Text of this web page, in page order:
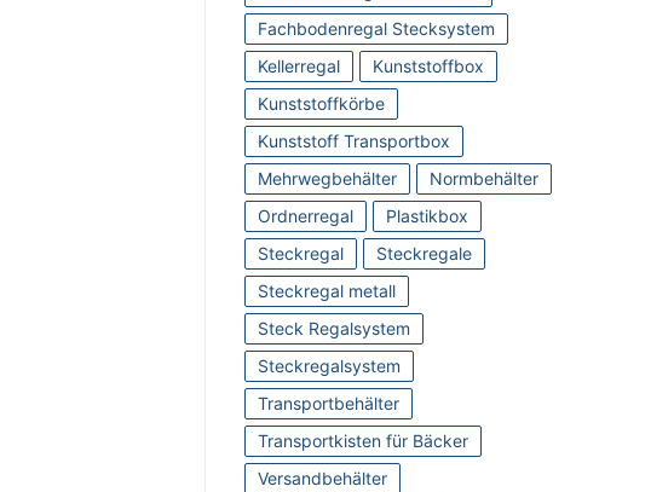
Fachbodenregal Stecksystem
Kellerregal
Kunststoffbox
Kunststoffkörbe
Kunststoff Transportbox
Mehrwegbehälter
Normbehälter
Ordnerregal
Plastikbox
Steckregal
Steckregale
Steckregal metall
Steck Regalsystem
Steckregalsystem
Transportbehälter
Transportkisten für Bäcker
Versandbehälter